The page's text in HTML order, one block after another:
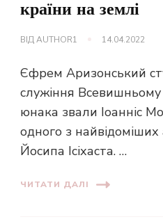
країни на землі
ВІДAUTHOR1 14.04.2022
Єфрем Аризонський
служіння Всевишньому
юнака звали Іоанніс
одного з
Йосипа Ісіхаста. …
ЧИТАТИ ДАЛІ